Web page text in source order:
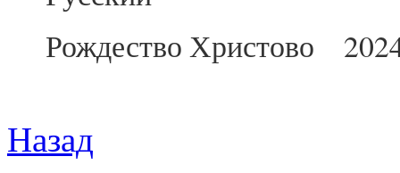
Рождество Христово
Назад